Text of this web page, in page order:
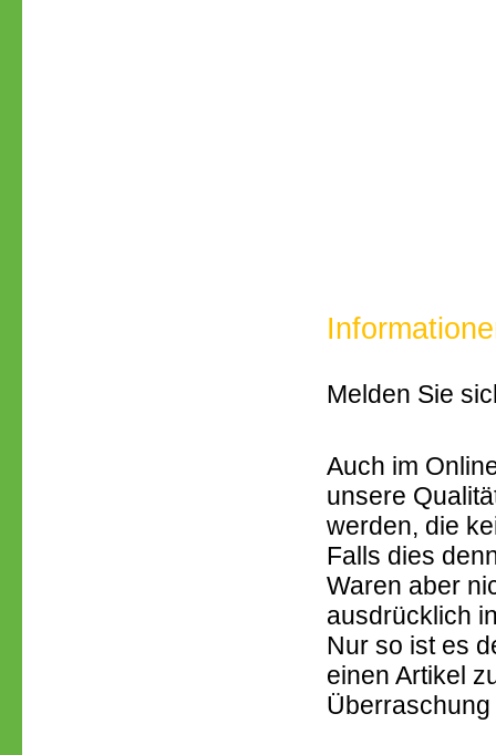
Melden Sie
Auch im
unsere
werden, die
Falls dies
Waren aber
ausdrücklich
Nur so ist es
einen Artikel